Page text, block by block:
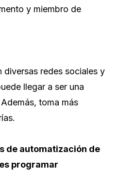
y miembro de
diversas redes sociales y
llegar a ser una
toma más
de automatización de
programar